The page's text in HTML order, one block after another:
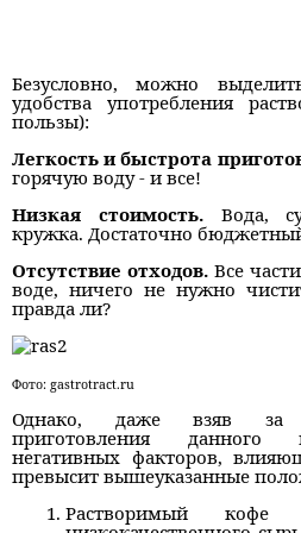
Безусловно, можно
удобства употребления
пользы):
Легкость и быстрота
горячую воду - и все!
Низкая стоимость.Вода,
кружка. Достаточно
Отсутствие отходов.Все
воде, ничего не нужно
правда ли?
Фото: gastrotract.ru
Однако, даже взяв за
приготовления данного
негативных факторов,
превысит вышеуказанные
Растворимый кофе